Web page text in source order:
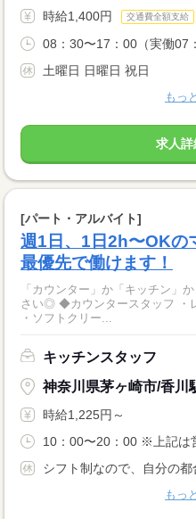
時給1,400円 交通費全額支給
08：30〜17：00（実働07
土曜日 日曜日 祝日
もっ
求人詳
[パート・アルバイト]
週1日、1日2h〜OKの
最優先で働けます！
「カウンター」か「キッチン」
さい◎ ◆カウンタースタッフ ・レジでの接客、注文 ・ドリンク作り
・ソフトクリー...
キッチンスタッフ
神奈川県茅ヶ崎市/香川
時給1,225円～
10：00〜20：00 ※上記は
シフト制なので、自分の都
もっ